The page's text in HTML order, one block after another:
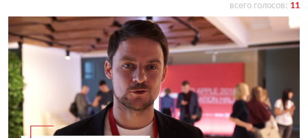
всего голосов: 11